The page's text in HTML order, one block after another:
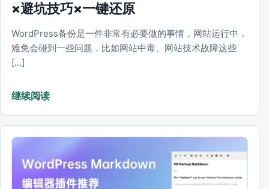
×避坑技巧×一键还原
WordPress备份是一件非常有必要做的事情，网站运行中，
难免会碰到一些问题，比如网站中毒、网站技术故障这些
[…]
继续阅读